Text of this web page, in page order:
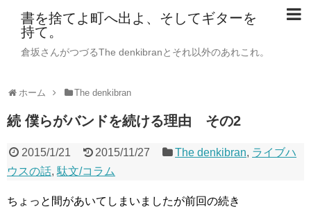
書を捨てよ町へ出よ、そしてギターを
持て。
倉坂さんがつづるThe denkibranとそれ以外のあれこれ。
ホーム The denkibran
続 僕らがバンドを続ける理由 その2
2015/1/21 2015/11/27 The denkibran, ライブハ
ウスの話, 駄文/コラム
ちょっと間があいてしまいましたが前回の続き